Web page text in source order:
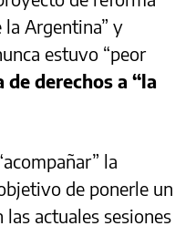
la Argentina” y
estuvo “peor
derechos a “la
la
de ponerle un
actuales sesiones